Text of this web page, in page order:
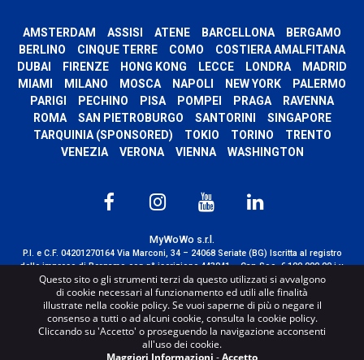
AMSTERDAM ASSISI ATENE BARCELLONA
BERGAMO
BERLINO
CINQUE TERRE COMO
COSTIERA AMALFITANA
DUBAI
FIRENZE HONG KONG LECCE LONDRA
MADRID
MIAMI
MILANO MOSCA NAPOLI NEW YORK
PALERMO
PARIGI
PECHINO PISA POMPEI PRAGA
RAVENNA
ROMA
SAN PIETROBURGO SANTORINI
SINGAPORE
TARQUINIA (SPONSORED)
TOKIO TORINO
TRENTO
VENEZIA
VERONA VIENNA WASHINGTON
MyWoWo s.r.l.
P.I. e C.F. 04201270164 Via Marconi, 34 – 24068 Seriate (BG) Iscritta al registro
delle imprese di Bergamo con n° iscrizione 443941 – Cap.Soc. € 100.000,00 i.v.
TERMS AND CONDITIONS-CREDITS
Questo sito o gli strumenti terzi da questo utilizzati si avvalgono
di cookie necessari al funzionamento ed utili alle finalità
illustrate nella cookie policy. Se vuoi saperne di più o negare il
consenso a tutti o ad alcuni cookie, consulta la cookie policy.
Cliccando su 'Accetto' o proseguendo la navigazione acconsenti
all'uso dei cookie.
Maggiori Informazioni -Accetto